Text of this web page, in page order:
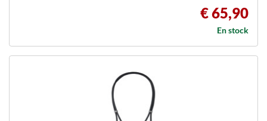
€ 65,90
En stock